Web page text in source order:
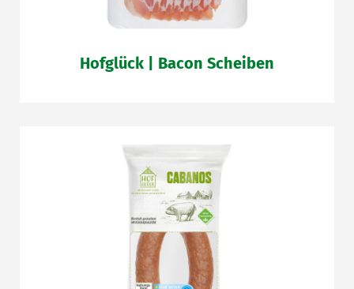
Hofglück | Bacon Scheiben